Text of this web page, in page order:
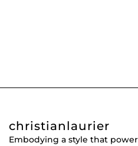
christianlaurier
Embodying a style that